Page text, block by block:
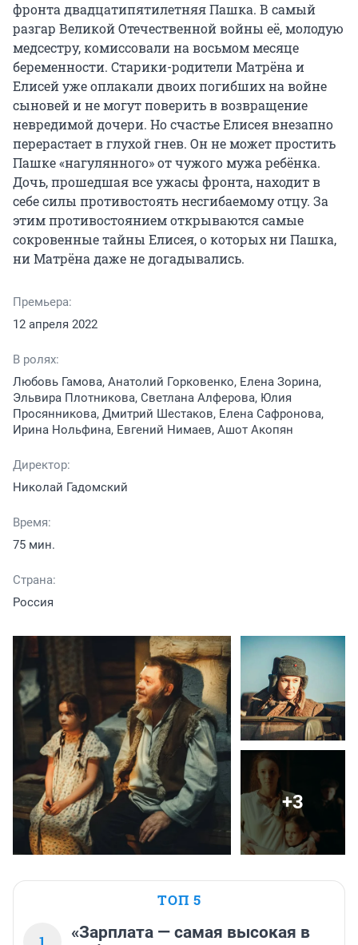
фронта двадцатипятилетняя Пашка. В самый
разгар Великой Отечественной войны её, молодую
медсестру, комиссовали на восьмом месяце
беременности. Старики-родители Матрёна и
Елисей уже оплакали двоих погибших на войне
сыновей и не могут поверить в возвращение
невредимой дочери. Но счастье Елисея внезапно
перерастает в глухой гнев. Он не может простить
Пашке «нагулянного» от чужого мужа ребёнка.
Дочь, прошедшая все ужасы фронта, находит в
себе силы противостоять несгибаемому отцу. За
этим противостоянием открываются самые
сокровенные тайны Елисея, о которых ни Пашка,
ни Матрёна даже не догадывались.
Премьера:
12 апреля 2022
В ролях:
Любовь Гамова, Анатолий Горковенко, Елена Зорина,
Эльвира Плотникова, Светлана Алферова, Юлия
Просянникова, Дмитрий Шестаков, Елена Сафронова,
Ирина Нольфина, Евгений Нимаев, Ашот Акопян
Директор:
Николай Гадомский
Время:
75 мин.
Страна:
Россия
+3
ТОП 5
1
«Зарплата — самая высокая в